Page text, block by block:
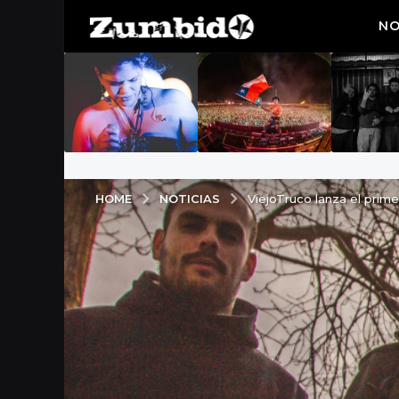
HOME NOTICIAS ViejoTruco lanza el